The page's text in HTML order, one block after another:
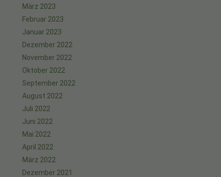
März 2023
Februar 2023
Januar 2023
Dezember 2022
November 2022
Oktober 2022
September 2022
August 2022
Juli 2022
Juni 2022
Mai 2022
April 2022
März 2022
Dezember 2021